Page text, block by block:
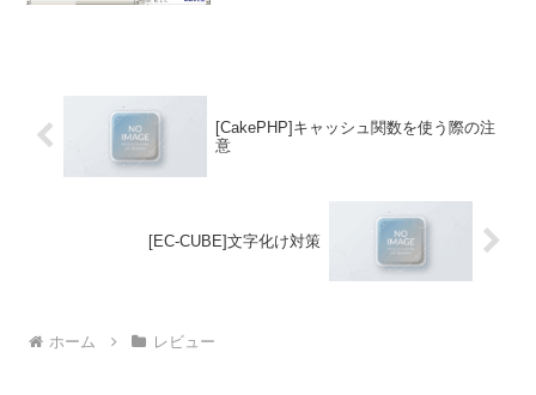
[CakePHP]キャッシュ関数を使う際の注
意
[EC-CUBE]文字化け対策
ホーム レビュー